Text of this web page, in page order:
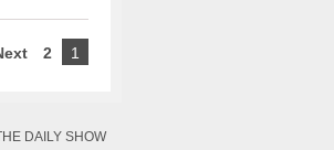
1
2
→
DAILY SHOW